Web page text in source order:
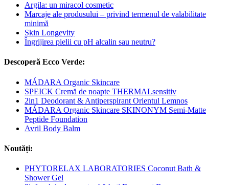
Argila: un miracol cosmetic
Marcaje ale produsului – privind termenul de valabilitate
minimă
Skin Longevity
Îngrijirea pielii cu pH alcalin sau neutru?
Descoperă Ecco Verde:
MÁDARA Organic Skincare
SPEICK Cremă de noapte THERMALsensitiv
2in1 Deodorant & Antiperspirant Orientul Lemnos
MÁDARA Organic Skincare SKINONYM Semi-Matte
Peptide Foundation
Avril Body Balm
Noutăți:
PHYTORELAX LABORATORIES Coconut Bath &
Shower Gel